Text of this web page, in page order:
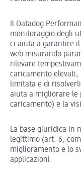
Il Datadog
monitoraggio degli
ci aiuta a garantire
web misurando
rilevare
caricamento
limitata e di
aiuta a migliorare le
caricamento) e la
La base giuridica in
legittimo (art. 6,
miglioramento e lo
applicazioni.